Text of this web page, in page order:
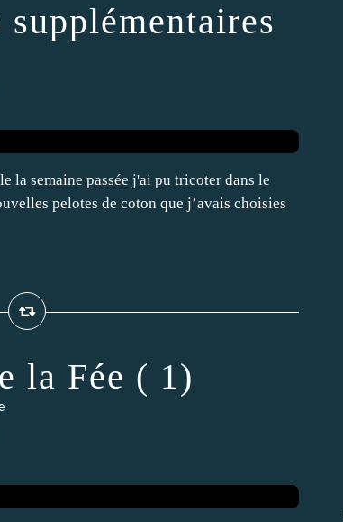
la semaine passée j'ai pu tricoter dans le
pelotes de coton que j’avais choisies
la Fée ( 1)